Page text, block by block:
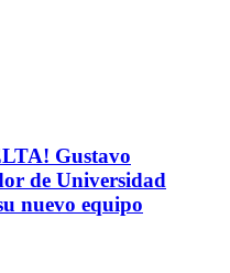
Gustavo
de Universidad
nuevo equipo